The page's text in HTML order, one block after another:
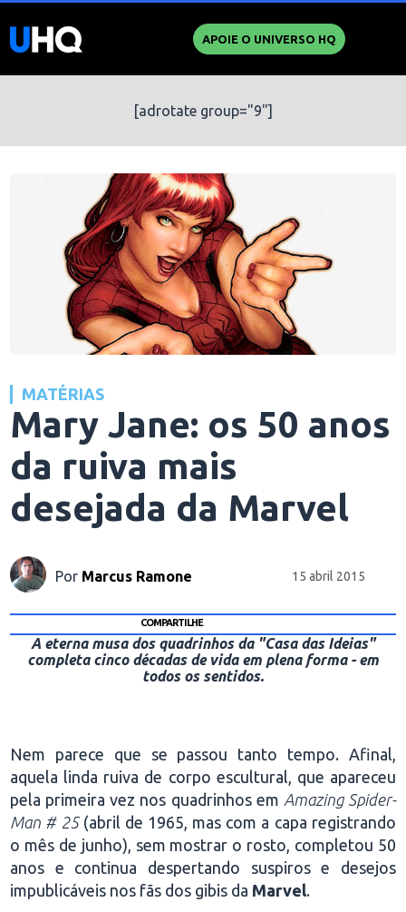
APOIE O UNIVERSO HQ
[adrotate group="9"]
MATÉRIAS
Mary Jane: os 50 anos
da ruiva mais
desejada da Marvel
Por Marcus Ramone 15 abril 2015
COMPARTILHE
A eterna musa dos quadrinhos da "Casa das Ideias"
completa cinco décadas de vida em plena forma - em
todos os sentidos.
Nem parece que se passou tanto tempo. Afinal,
aquela linda ruiva de corpo escultural, que apareceu
pela primeira vez nos quadrinhos em Amazing Spider-
Man # 25(abril de 1965, mas com a capa registrando
o mês de junho), sem mostrar o rosto, completou 50
anos e continua despertando suspiros e desejos
impublicáveis nos fãs dos gibis da Marvel.